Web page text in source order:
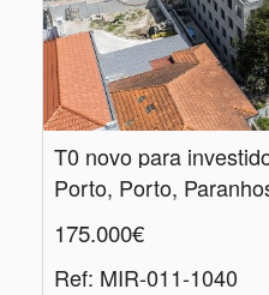
T0 novo para
Porto, Porto,
175.000€
Ref: MIR-011-1040